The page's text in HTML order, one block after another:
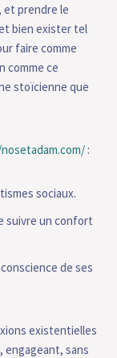
et prendre le
bien exister tel
faire comme
comme ce
stoïcienne que
:
sociaux.
suivre un confort
de ses
existentielles
engageant, sans